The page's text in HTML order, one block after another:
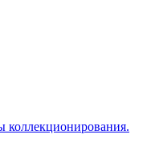
коллекционирования.